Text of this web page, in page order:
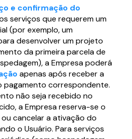
e confirmação do
serviços que requerem um
(por exemplo, um
desenvolver um projeto
da primeira parcela de
a Empresa poderá
apenas após receber a
pagamento correspondente.
não seja recebido no
a Empresa reserva-se o
cancelar a ativação do
o Usuário. Para serviços